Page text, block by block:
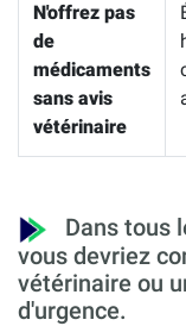
N'offrez pas
de
médicaments
sans avis
vétérinaire
Dans tous
vous devriez
vétérinaire ou
d'urgence.